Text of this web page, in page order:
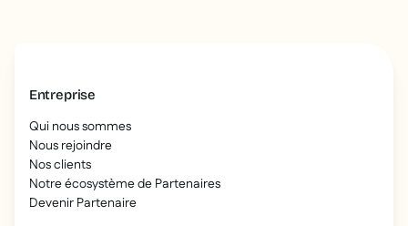
Entreprise
Qui nous sommes
Nous rejoindre
Nos clients
Notre écosystème de Partenaires
Devenir Partenaire